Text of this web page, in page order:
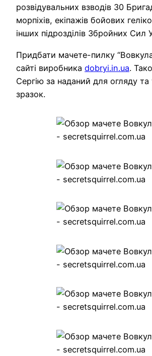
розвідувальних взводів 30
морпіхів, екіпажів бойових
інших підрозділів Збройних Сил
Придбати мачете-пилку
сайті виробника dobryi.in.ua.
Сергію за наданий для огляду та
зразок.